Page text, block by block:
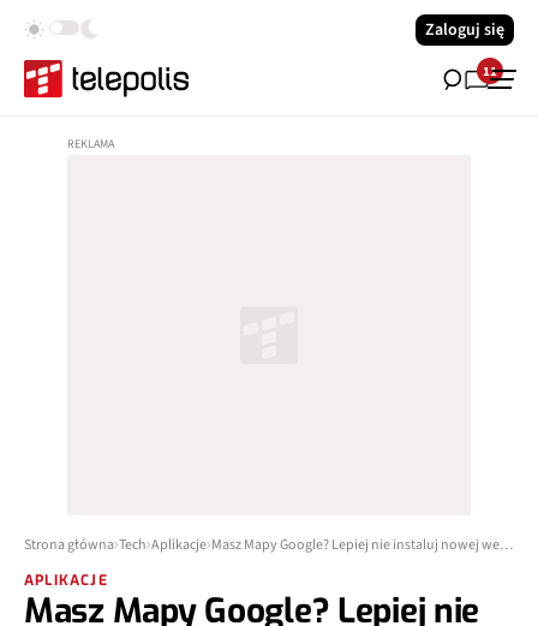
Zaloguj się
11
Strona główna Tech Aplikacje Masz Mapy Google? Lepiej nie instaluj nowej wersji
APLIKACJE
Masz Mapy Google? Lepiej nie